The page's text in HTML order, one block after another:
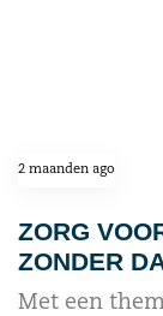
2 maanden ago
ZORG
ZONDER
Met een